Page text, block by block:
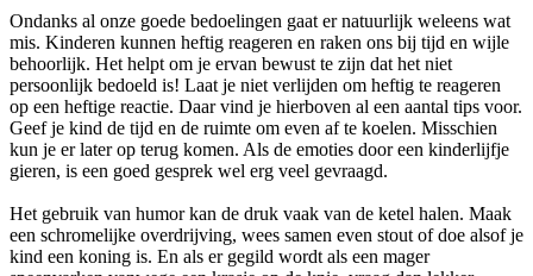
Ondanks al onze goede bedoelingen gaat er natuurlijk weleens wat
mis. Kinderen kunnen heftig reageren en raken ons bij tijd en wijle
behoorlijk. Het helpt om je ervan bewust te zijn dat het niet
persoonlijk bedoeld is! Laat je niet verlijden om heftig te reageren
op een heftige reactie. Daar vind je hierboven al een aantal tips voor.
Geef je kind de tijd en de ruimte om even af te koelen. Misschien
kun je er later op terug komen. Als de emoties door een kinderlijfje
gieren, is een goed gesprek wel erg veel gevraagd.
Het gebruik van humor kan de druk vaak van de ketel halen. Maak
een schromelijke overdrijving, wees samen even stout of doe alsof je
kind een koning is. En als er gegild wordt als een mager